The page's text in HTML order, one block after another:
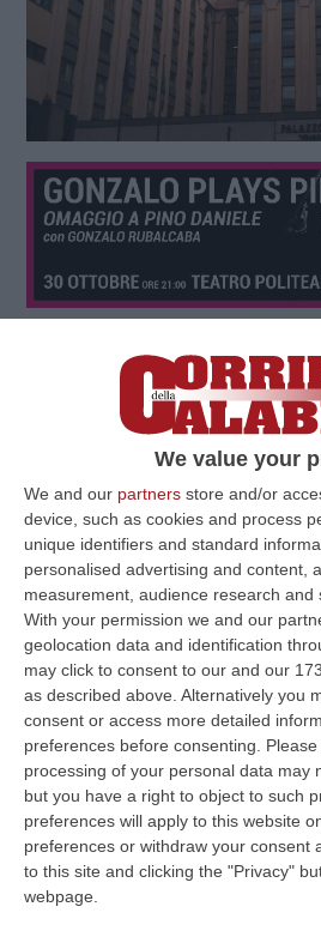
We value your
We and our partners store and/or
device, such as cookies and process
unique identifiers and standard
personalised advertising and content,
measurement, audience research and
With your permission we and our
geolocation data and identification
may click to consent to our and our
as described above. Alternatively you
consent or access more detailed
preferences before consenting.
processing of your personal data may
but you have a right to object to such
preferences will apply to this website
preferences or withdraw your consent
to this site and clicking the "Privacy"
webpage.
Clicca e segui “Corriere della